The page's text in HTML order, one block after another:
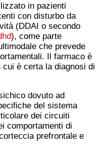
in pazienti
con disturbo da
(DDAI o secondo
), come parte
che prevede
Il farmaco è
è certa la diagnosi di
dovuto ad
del sistema
dei circuiti
comportamenti di
prefrontale e